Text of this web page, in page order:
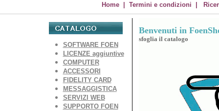
Home Termini e condizioni
SOFTWARE FOEN
LICENZE aggiuntive
COMPUTER
ACCESSORI
FIDELITY CARD
MESSAGGISTICA
SERVIZI WEB
SUPPORTO FOEN
Benvenuti in
sfoglia il catalogo